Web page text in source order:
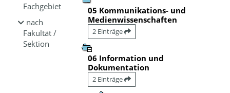
Fachgebiet
nach
Fakultät /
Sektion
05 Kommunikations- und
Medienwissenschaften
2 Einträge
06 Information und
Dokumentation
2 Einträge